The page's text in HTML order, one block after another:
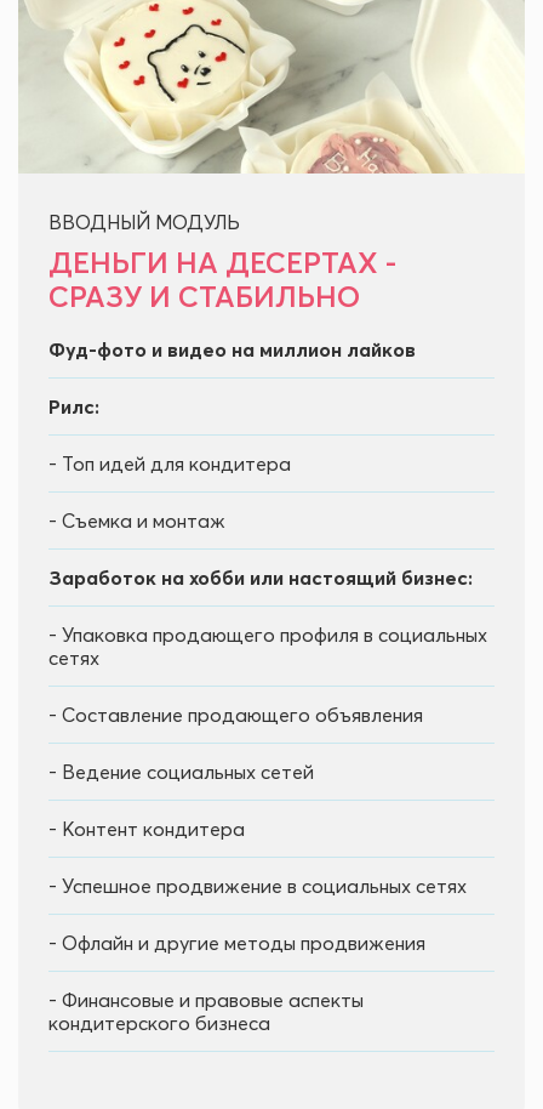
ВВОДНЫЙ МОДУЛЬ
ДЕНЬГИ НА ДЕСЕРТАХ -
СРАЗУ И СТАБИЛЬНО
Фуд-фото и видео на миллион лайков
Рилс:
- Топ идей для кондитера
- Съемка и монтаж
Заработок на хобби или настоящий бизнес:
- Упаковка продающего профиля в социальных
сетях
- Составление продающего объявления
- Ведение социальных сетей
- Контент кондитера
- Успешное продвижение в социальных сетях
- Офлайн и другие методы продвижения
- Финансовые и правовые аспекты
кондитерского бизнеса